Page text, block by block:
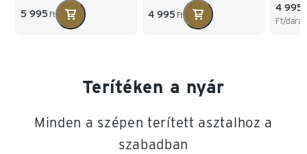
5 995 Ft 4 995 Ft
4 995
Ft/
Terítéken a nyár
Minden a szépen terített asztalhoz a
szabadban